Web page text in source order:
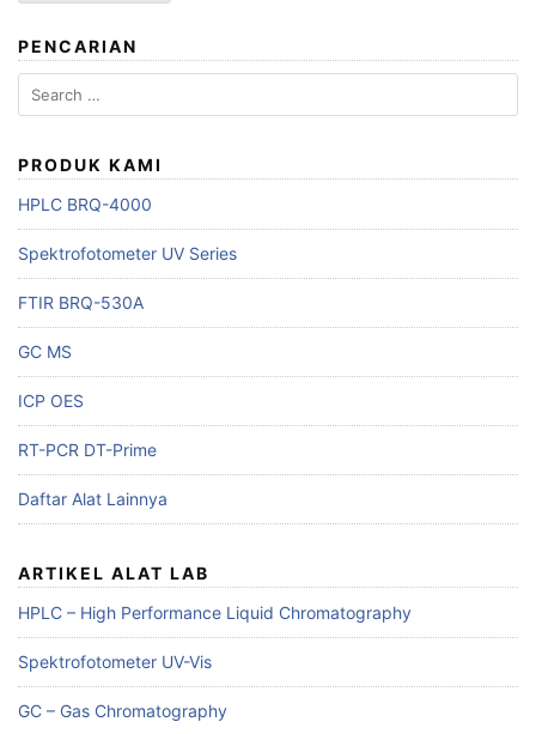
PENCARIAN
Search
for:
PRODUK KAMI
HPLC BRQ-4000
Spektrofotometer UV Series
FTIR BRQ-530A
GC MS
ICP OES
RT-PCR DT-Prime
Daftar Alat Lainnya
ARTIKEL ALAT LAB
HPLC – High Performance Liquid Chromatography
Spektrofotometer UV-Vis
GC – Gas Chromatography